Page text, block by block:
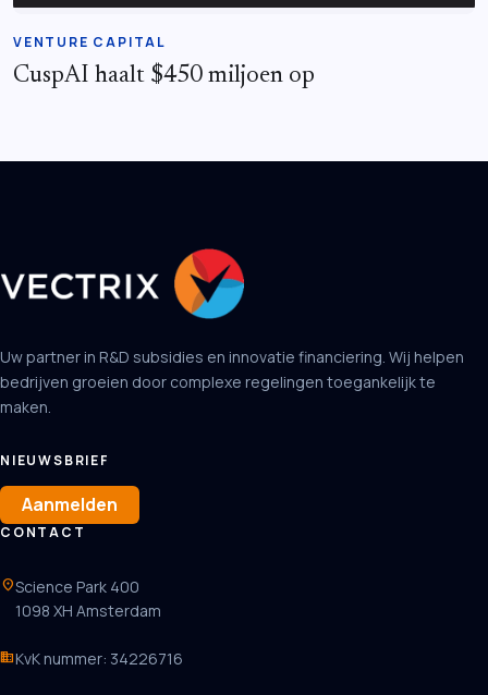
VENTURE CAPITAL
CuspAI haalt $450 miljoen op
Uw partner in R&D subsidies en innovatie financiering. Wij helpen
bedrijven groeien door complexe regelingen toegankelijk te
maken.
NIEUWSBRIEF
Aanmelden
CONTACT
location_onScience Park 400
1098 XH Amsterdam
businessKvK nummer: 34226716